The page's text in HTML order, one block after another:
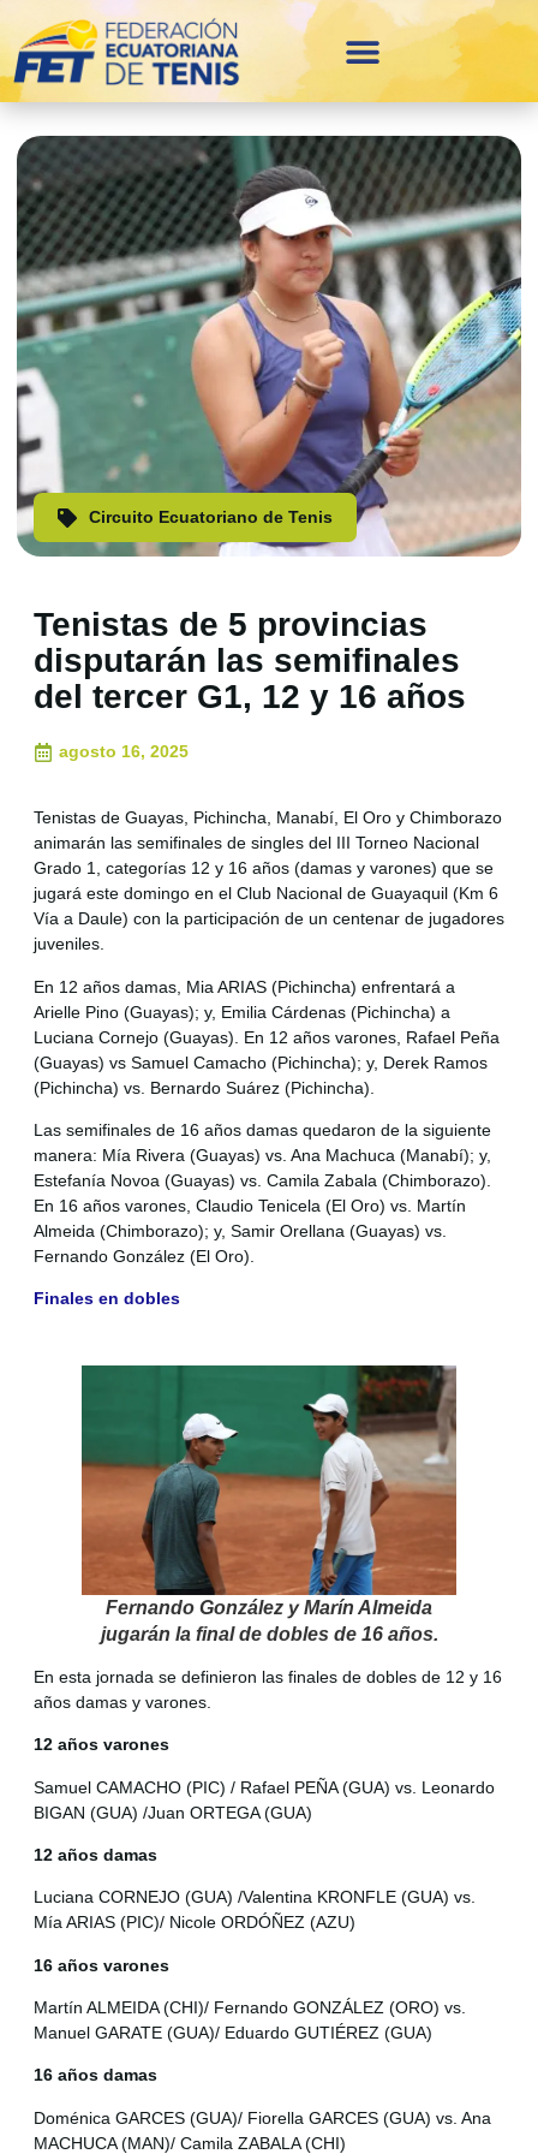
Circuito Ecuatoriano de Tenis
Tenistas de 5 provincias
disputarán las semifinales
del tercer G1, 12 y 16 años
agosto 16, 2025
Tenistas de Guayas, Pichincha, Manabí, El Oro y Chimborazo
animarán las semifinales de singles del III Torneo Nacional
Grado 1, categorías 12 y 16 años (damas y varones) que se
jugará este domingo en el Club Nacional de Guayaquil (Km 6
Vía a Daule) con la participación de un centenar de jugadores
juveniles.
En 12 años damas, Mia ARIAS (Pichincha) enfrentará a
Arielle Pino (Guayas); y, Emilia Cárdenas (Pichincha) a
Luciana Cornejo (Guayas). En 12 años varones, Rafael Peña
(Guayas) vs Samuel Camacho (Pichincha); y, Derek Ramos
(Pichincha) vs. Bernardo Suárez (Pichincha).
Las semifinales de 16 años damas quedaron de la siguiente
manera: Mía Rivera (Guayas) vs. Ana Machuca (Manabí); y,
Estefanía Novoa (Guayas) vs. Camila Zabala (Chimborazo).
En 16 años varones, Claudio Tenicela (El Oro) vs. Martín
Almeida (Chimborazo); y, Samir Orellana (Guayas) vs.
Fernando González (El Oro).
Finales en dobles
Fernando González y Marín Almeida
jugarán la final de dobles de 16 años.
En esta jornada se definieron las finales de dobles de 12 y 16
años damas y varones.
12 años varones
Samuel CAMACHO (PIC) / Rafael PEÑA (GUA) vs. Leonardo
BIGAN (GUA) /Juan ORTEGA (GUA)
12 años damas
Luciana CORNEJO (GUA) /Valentina KRONFLE (GUA) vs.
Mía ARIAS (PIC)/ Nicole ORDÓÑEZ (AZU)
16 años varones
Martín ALMEIDA (CHI)/ Fernando GONZÁLEZ (ORO) vs.
Manuel GARATE (GUA)/ Eduardo GUTIÉREZ (GUA)
16 años damas
Doménica GARCES (GUA)/ Fiorella GARCES (GUA) vs. Ana
MACHUCA (MAN)/ Camila ZABALA (CHI)